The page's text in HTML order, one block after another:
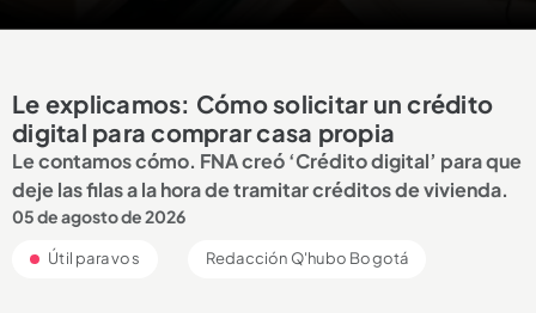
Le explicamos: Cómo solicitar un crédito
digital para comprar casa propia
Le contamos cómo. FNA creó ‘Crédito digital’ para que
deje las filas a la hora de tramitar créditos de vivienda.
05 de agosto de 2026
Útil para vos Redacción Q'hubo Bogotá